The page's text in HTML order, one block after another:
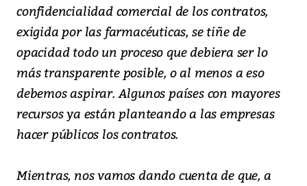
confidencialidad comercial de los contratos,
exigida por las farmacéuticas, se tiñe de
opacidad todo un proceso que debiera ser lo
más transparente posible, o al menos a eso
debemos aspirar. Algunos países con mayores
recursos ya están planteando a las empresas
hacer públicos los contratos.
Mientras, nos vamos dando cuenta de que, a